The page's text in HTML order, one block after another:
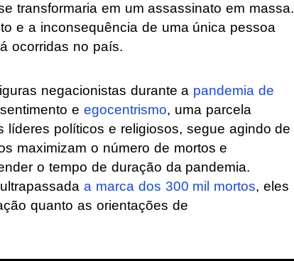
transformaria em um assassinato em massa.
e a inconsequência de uma única pessoa
ocorridas no país.
negacionistas durante a pandemia de
e egocentrismo, uma parcela
políticos e religiosos, segue agindo de
maximizam o número de mortos e
o tempo de duração da pandemia.
a marca dos 300 mil mortos, eles
quanto as orientações de